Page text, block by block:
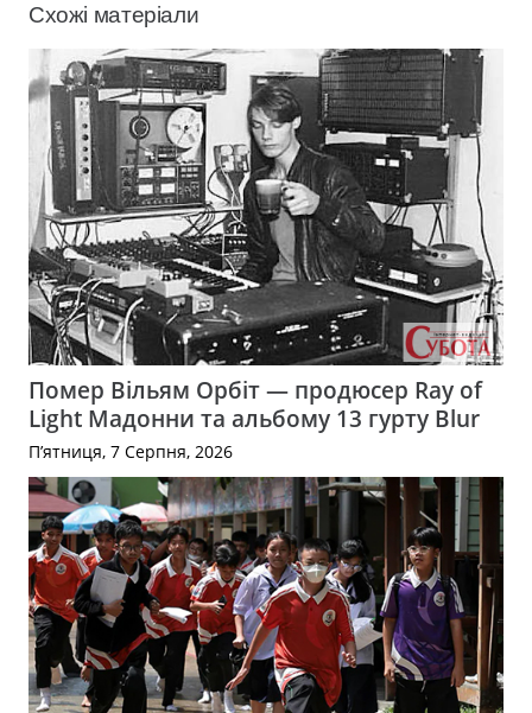
Схожі матеріали
Помер Вільям Орбіт — продюсер Ray of
Light Мадонни та альбому 13 гурту Blur
П’ятниця, 7 Серпня, 2026